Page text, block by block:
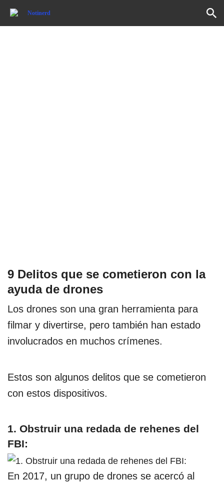
9 Delitos que se cometieron con la
ayuda de drones
Los drones son una gran herramienta para
filmar y divertirse, pero también han estado
involucrados en muchos crímenes.
Estos son algunos delitos que se cometieron
con estos dispositivos.
1. Obstruir una redada de rehenes del
FBI:
En 2017, un grupo de drones se acercó al